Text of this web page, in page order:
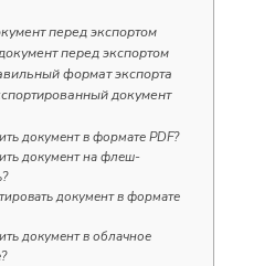
перед экспортом
перед экспортом
формат экспорта
документ
документ в формате PDF?
документ на флеш-
документ в формате
документ в облачное